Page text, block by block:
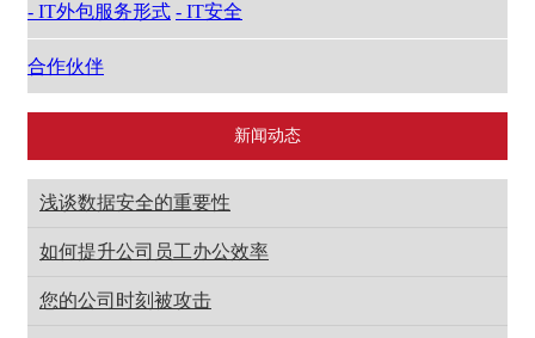
- IT外包服务形式 - IT安全
合作伙伴
新闻动态
浅谈数据安全的重要性
如何提升公司员工办公效率
您的公司时刻被攻击